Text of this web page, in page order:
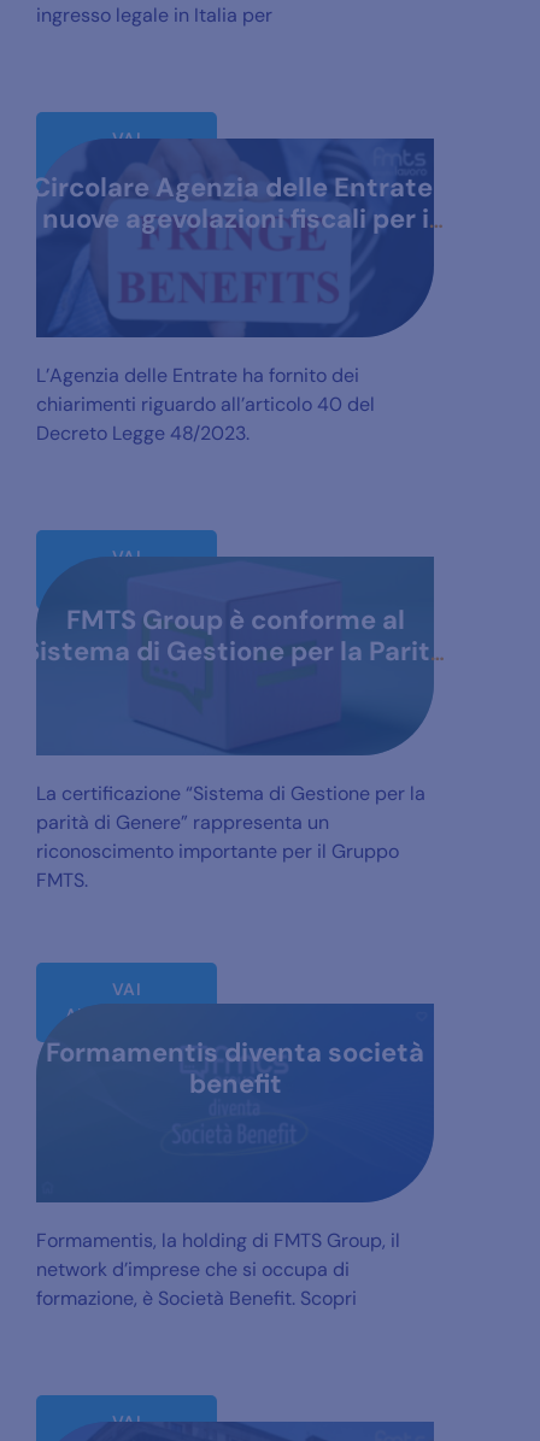
ingresso legale in Italia per
VAI
Circolare Agenzia delle Entrate:
nuove agevolazioni fiscali per i
lavoratori dipendenti
L’Agenzia delle Entrate ha fornito dei
chiarimenti riguardo all’articolo 40 del
Decreto Legge 48/2023.
VAI
FMTS Group è conforme al
Sistema di Gestione per la Parità
La certificazione “Sistema di Gestione per la
parità di Genere” rappresenta un
riconoscimento importante per il Gruppo
FMTS.
VAI
ALL'ARTICOLO
Formamentis diventa società
benefit
Formamentis, la holding di FMTS Group, il
network d’imprese che si occupa di
formazione, è Società Benefit. Scopri
VAI